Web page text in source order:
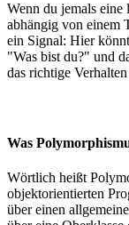
Wenn du jemals eine
abhängig von einem
ein Signal: Hier
"Was bist du?" und
das richtige
Was
Wörtlich heißt
objektorientierten
über einen